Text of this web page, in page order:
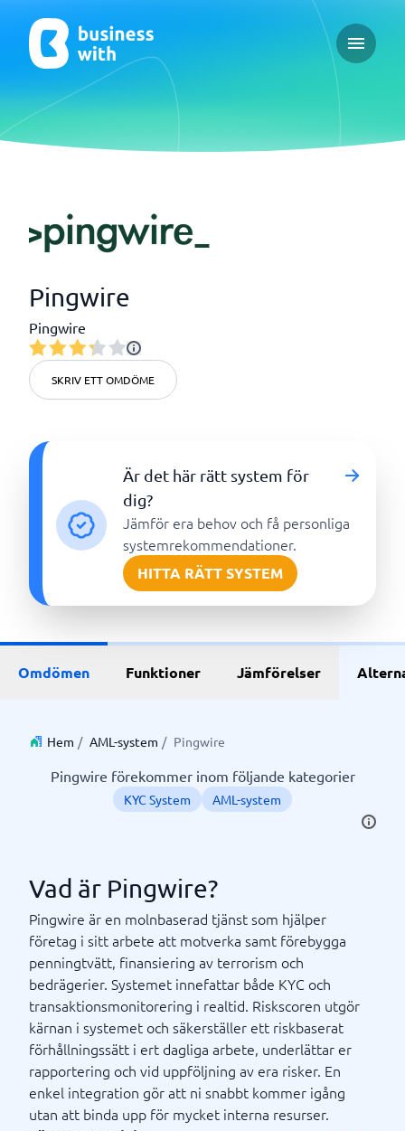
Open
Pingwire
Pingwire
SKRIV ETT OMDÖME
Är det här rätt system för
dig?
Jämför era behov och få personliga
systemrekommendationer.
HITTA RÄTT SYSTEM
Omdömen Funktioner Jämförelser
Hem / AML-system / Pingwire
Pingwire förekommer inom följande kategorier
KYC System AML-system
Vad är Pingwire?
Pingwire är en molnbaserad tjänst som hjälper
företag i sitt arbete att motverka samt förebygga
penningtvätt, finansiering av terrorism och
bedrägerier. Systemet innefattar både KYC och
transaktionsmonitorering i realtid. Riskscoren utgör
kärnan i systemet och säkerställer ett riskbaserat
förhållningssätt i ert dagliga arbete, underlättar er
rapportering och vid uppföljning av era risker. En
enkel integration gör att ni snabbt kommer igång
utan att binda upp för mycket interna resurser.